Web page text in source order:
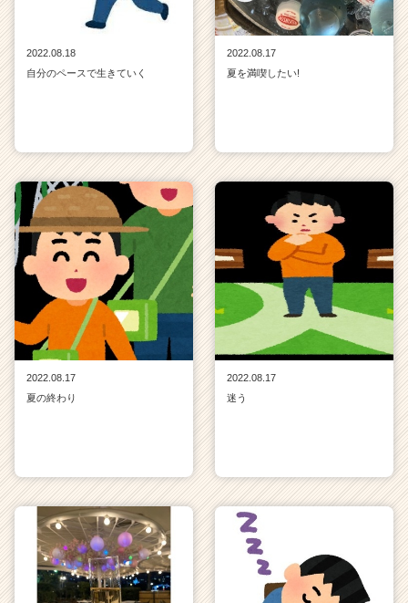
2022.08.18
自分のペースで生きていく
2022.08.17
夏を満喫したい!
2022.08.17
夏の終わり
2022.08.17
迷う